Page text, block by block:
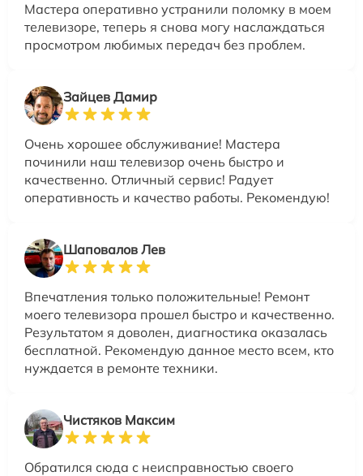
Мастера оперативно устранили поломку в моем
телевизоре, теперь я снова могу наслаждаться
просмотром любимых передач без проблем.
Зайцев Дамир
Очень хорошее обслуживание! Мастера
починили наш телевизор очень быстро и
качественно. Отличный сервис! Радует
оперативность и качество работы. Рекомендую!
Шаповалов Лев
Впечатления только положительные! Ремонт
моего телевизора прошел быстро и качественно.
Результатом я доволен, диагностика оказалась
бесплатной. Рекомендую данное место всем, кто
нуждается в ремонте техники.
Чистяков Максим
Обратился сюда с неисправностью своего